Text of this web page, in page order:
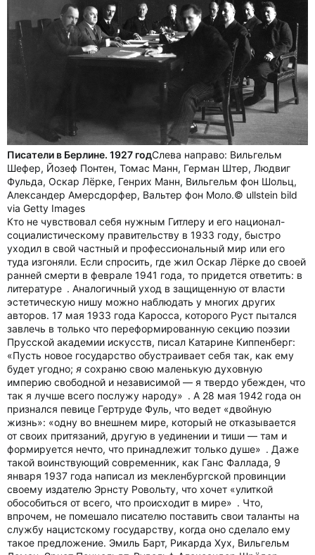
Писатели в Берлине. 1927 годСлева направо: Вильгельм
Шефер, Йозеф Понтен, Томас Манн, Герман Штер, Людвиг
Фульда, Оскар Лёрке, Генрих Манн, Вильгельм фон Шольц,
Александер Амерсдорфер, Вальтер фон Моло.© ullstein bild
via Getty Images
Кто не чувствовал себя нужным Гитлеру и его национал-
социалистическому правительству в 1933 году, быстро
уходил в свой частный и профессиональный мир или его
туда изгоняли. Если спросить, где жил Оскар Лёрке до своей
ранней смерти в феврале 1941 года, то придется ответить: в
литературе . Аналогичный уход в защищенную от власти
эстетическую нишу можно наблюдать у многих других
авторов. 17 мая 1933 года Каросса, которого Руст пытался
завлечь в только что переформированную секцию поэзии
Прусской академии искусств, писал Катарине Киппенберг:
«Пусть новое государство обустраивает себя так, как ему
будет угодно; я сохраню свою маленькую духовную
империю свободной и независимой — я твердо убежден, что
так я лучше всего послужу народу» . А 28 мая 1942 года он
признался певице Гертруде Фуль, что ведет «двойную
жизнь»: «одну во внешнем мире, который не отказывается
от своих притязаний, другую в уединении и тиши — там и
формируется нечто, что принадлежит только душе» . Даже
такой воинствующий современник, как Ганс Фаллада, 9
января 1937 года написал из мекленбургской провинции
своему издателю Эрнсту Ровольту, что хочет «улиткой
обособиться от всего, что происходит в мире» . Что,
впрочем, не помешало писателю поставить свои таланты на
службу нацистскому государству, когда оно сделало ему
такое предложение. Эмиль Барт, Рикарда Хух, Вильгельм